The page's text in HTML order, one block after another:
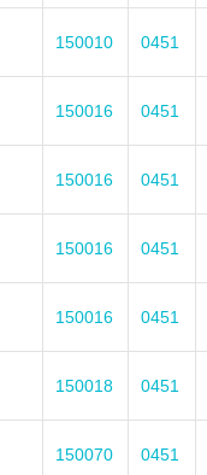
150010 0451
150016 0451
150016 0451
150016 0451
150016 0451
150018 0451
150070 0451